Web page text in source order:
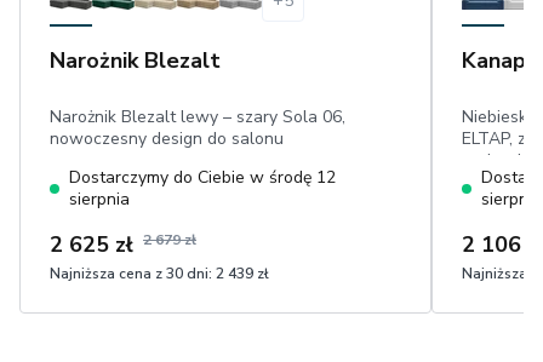
Narożnik Blezalt
Narożnik Blezalt lewy – szary Sola 06,
nowoczesny design do salonu
Dostarczymy do Ciebie w środę 12
sierpnia
2 625 zł 2 679 zł
Najniższa cena z 30 dni: 2 439 zł
Niebieska
ELTAP, z
sierpnia
2 106
Najniższa